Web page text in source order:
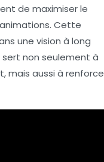
de maximiser le
Cette
une vision à long
non seulement à
mais aussi à